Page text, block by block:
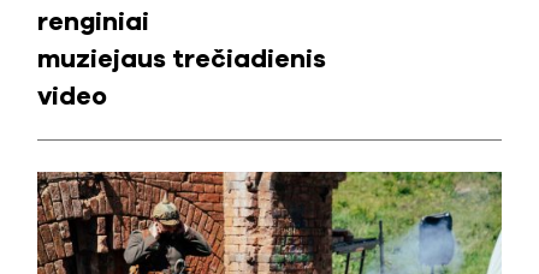
renginiai
muziejaus trečiadienis
video